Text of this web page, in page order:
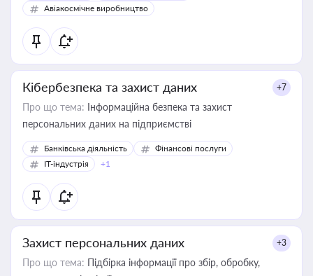
Авіакосмічне виробництво
Кібербезпека та захист даних +7
Про що тема: Інформаційна безпека та захист
персональних даних на підприємстві
Банківська діяльність
Фінансові послуги
IT-індустрія
+1
Захист персональних даних +3
Про що тема: Підбірка інформації про збір, обробку,